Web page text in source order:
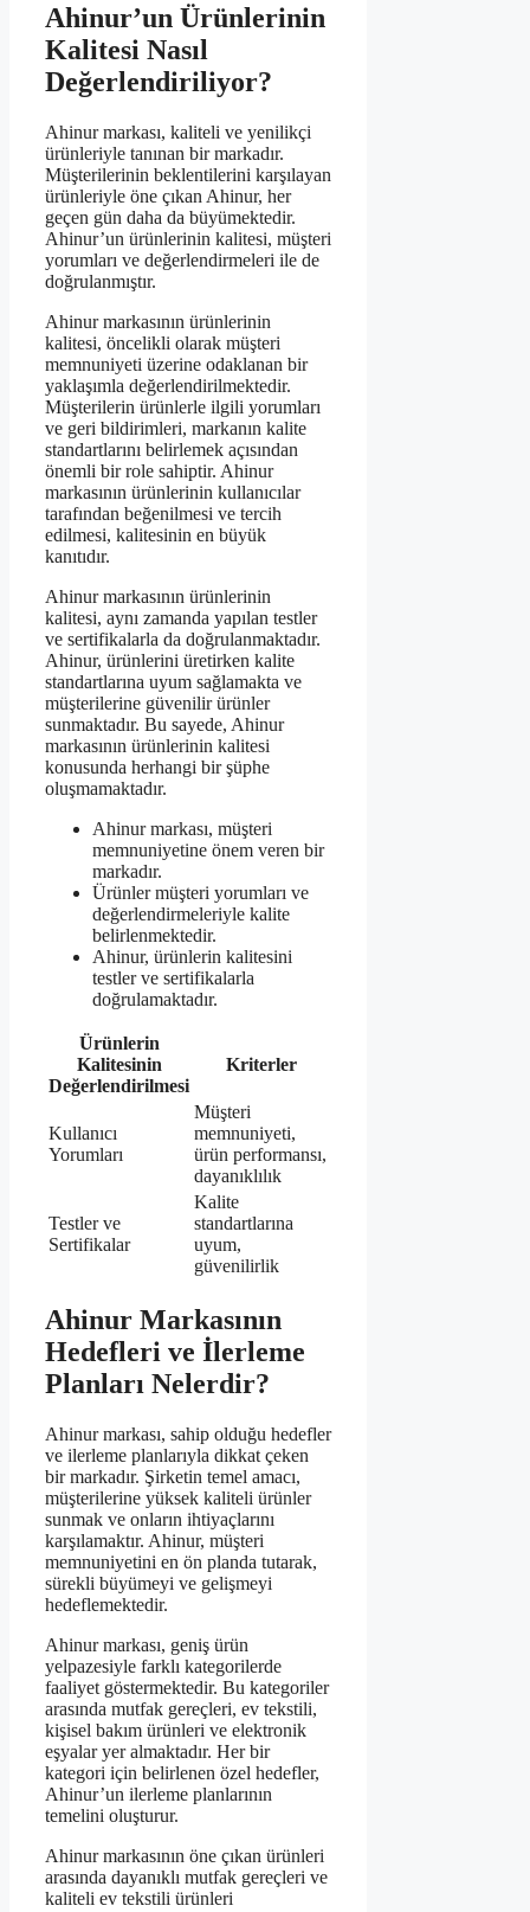
Ahinur’un Ürünlerinin
Kalitesi Nasıl
Değerlendiriliyor?
Ahinur markası, kaliteli ve yenilikçi
ürünleriyle tanınan bir markadır.
Müşterilerinin beklentilerini karşılayan
ürünleriyle öne çıkan Ahinur, her
geçen gün daha da büyümektedir.
Ahinur’un ürünlerinin kalitesi, müşteri
yorumları ve değerlendirmeleri ile de
doğrulanmıştır.
Ahinur markasının ürünlerinin
kalitesi, öncelikli olarak müşteri
memnuniyeti üzerine odaklanan bir
yaklaşımla değerlendirilmektedir.
Müşterilerin ürünlerle ilgili yorumları
ve geri bildirimleri, markanın kalite
standartlarını belirlemek açısından
önemli bir role sahiptir. Ahinur
markasının ürünlerinin kullanıcılar
tarafından beğenilmesi ve tercih
edilmesi, kalitesinin en büyük
kanıtıdır.
Ahinur markasının ürünlerinin
kalitesi, aynı zamanda yapılan testler
ve sertifikalarla da doğrulanmaktadır.
Ahinur, ürünlerini üretirken kalite
standartlarına uyum sağlamakta ve
müşterilerine güvenilir ürünler
sunmaktadır. Bu sayede, Ahinur
markasının ürünlerinin kalitesi
konusunda herhangi bir şüphe
oluşmamaktadır.
Ahinur markası, müşteri
memnuniyetine önem veren bir
markadır.
Ürünler müşteri yorumları ve
değerlendirmeleriyle kalite
belirlenmektedir.
Ahinur, ürünlerin kalitesini
testler ve sertifikalarla
doğrulamaktadır.
Ürünlerin
Kalitesinin
Değerlendirilmesi
Kriterler
Kullanıcı
Yorumları
Müşteri
memnuniyeti,
ürün performansı,
dayanıklılık
Testler ve
Sertifikalar
Kalite
standartlarına
uyum,
güvenilirlik
Ahinur Markasının
Hedefleri ve İlerleme
Planları Nelerdir?
Ahinur markası, sahip olduğu hedefler
ve ilerleme planlarıyla dikkat çeken
bir markadır. Şirketin temel amacı,
müşterilerine yüksek kaliteli ürünler
sunmak ve onların ihtiyaçlarını
karşılamaktır. Ahinur, müşteri
memnuniyetini en ön planda tutarak,
sürekli büyümeyi ve gelişmeyi
hedeflemektedir.
Ahinur markası, geniş ürün
yelpazesiyle farklı kategorilerde
faaliyet göstermektedir. Bu kategoriler
arasında mutfak gereçleri, ev tekstili,
kişisel bakım ürünleri ve elektronik
eşyalar yer almaktadır. Her bir
kategori için belirlenen özel hedefler,
Ahinur’un ilerleme planlarının
temelini oluşturur.
Ahinur markasının öne çıkan ürünleri
arasında dayanıklı mutfak gereçleri ve
kaliteli ev tekstili ürünleri